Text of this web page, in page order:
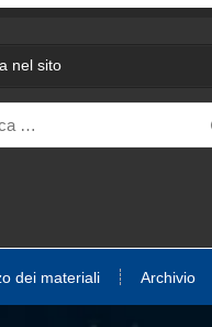
nel sito
dei materiali Archivio